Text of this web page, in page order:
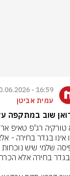
16:59 - 30.06.2026
עמית אביטן
שוב במתקפה